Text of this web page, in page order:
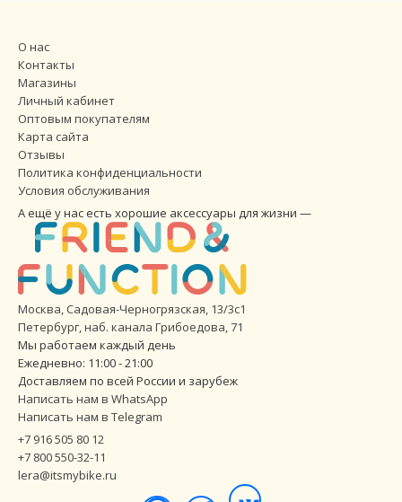
О нас
Контакты
Магазины
Личный кабинет
Оптовым покупателям
Карта сайта
Отзывы
Политика конфиденциальности
Условия обслуживания
А ещё у нас есть хорошие аксессуары для жизни —
Москва, Садовая-Черногрязская, 13/3с1
Петербург,наб. канала Грибоедова, 71
Мы работаем каждый день
Ежедневно: 11:00 - 21:00
Доставляем по всей России и зарубеж
Написать нам в WhatsApp
Написать нам в Telegram
+7 916 505 80 12
+7 800 550-32-11
lera@itsmybike.ru